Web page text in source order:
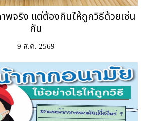
จริง แต่ต้องกินให้ถูกวิธีด้วยเช่น
กัน
9 ส.ค. 2569